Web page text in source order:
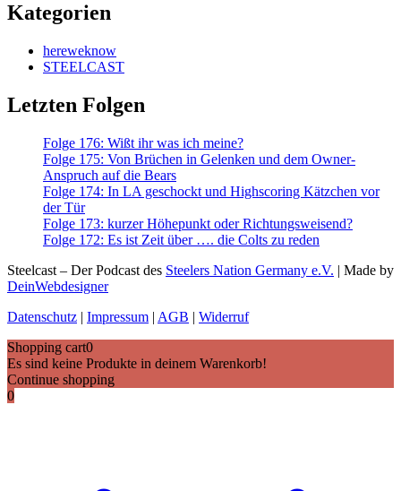
Kategorien
hereweknow
STEELCAST
Letzten Folgen
Folge 176: Wißt ihr was ich meine?
Folge 175: Von Brüchen in Gelenken und dem Owner-
Anspruch auf die Bears
Folge 174: In LA geschockt und Highscoring Kätzchen vor
der Tür
Folge 173: kurzer Höhepunkt oder Richtungsweisend?
Folge 172: Es ist Zeit über …. die Colts zu reden
Steelcast – Der Podcast des Steelers Nation Germany e.V. | Made by
DeinWebdesigner
Datenschutz | Impressum | AGB | Widerruf
Shopping cart0
Es sind keine Produkte in deinem Warenkorb!
Continue shopping
0